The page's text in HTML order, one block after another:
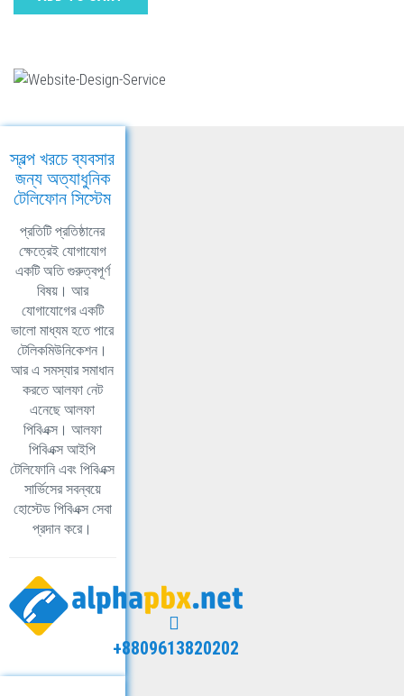
স্বল্প খরচে ব্যবসার
জন্য অত্যাধুনিক
টেলিফোন সিস্টেম
প্রতিটি প্রতিষ্ঠানের
ক্ষেত্রেই যোগাযোগ
একটি অতি গুরুত্বপূর্ণ
বিষয়। আর
যোগাযোগের একটি
ভালো মাধ্যম হতে পারে
টেলিকমিউনিকেশন।
আর এ সমস্যার সমাধান
করতে আলফা নেট
এনেছে আলফা
পিবিএক্স। আলফা
পিবিএক্স আইপি
টেলিফোনি এবং পিবিএক্স
সার্ভিসের সবন্বয়ে
হোস্টেড পিবিএক্স সেবা
প্রদান করে।
+8809613820202